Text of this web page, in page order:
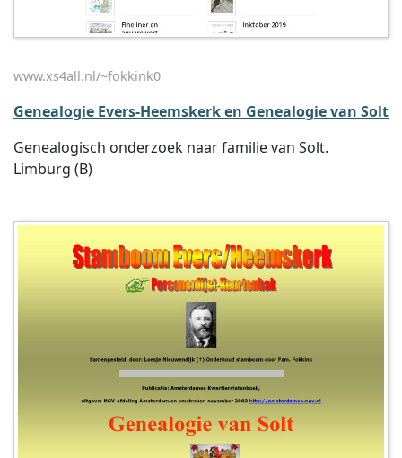
www.xs4all.nl/~fokkink0
Genealogie Evers-Heemskerk en Genealogie van Solt
Genealogisch onderzoek naar familie van Solt.
Limburg (B)